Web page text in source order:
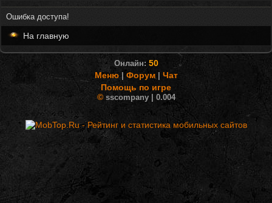
Ошибка доступа!
На главную
Онлайн: 50
Меню| Форум| Чат
Помощь по игре
©sscompany | 0.004